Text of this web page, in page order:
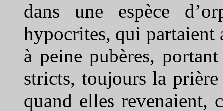
dans une espèce
hypocrites, qui partaient
à peine pubères,
stricts, toujours la
quand elles revenaient,